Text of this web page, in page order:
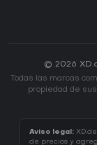
© 2026
Todas las marcas
propiedad de
Aviso legal:
de precios y